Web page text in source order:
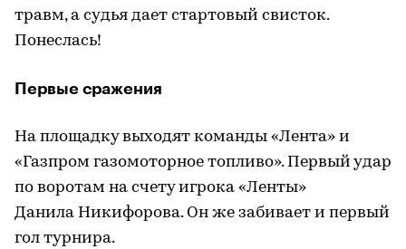
травм, а судья дает стартовый свисток.
Понеслась!
Первые сражения
На площадку выходят команды «Лента» и
«Газпром газомоторное топливо». Первый удар
по воротам на счету игрока «Ленты»
Данила Никифорова. Он же забивает и первый
гол турнира.